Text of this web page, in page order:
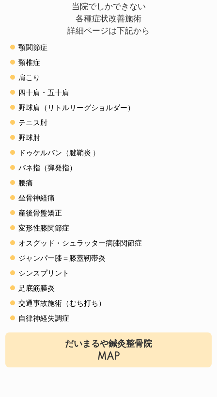
当院でしかできない
各種症状改善施術
詳細ページは下記から
顎関節症
頸椎症
肩こり
四十肩・五十肩
野球肩（リトルリーグショルダー）
テニス肘
野球肘
ドゥケルバン（腱鞘炎 ）
バネ指（弾発指）
腰痛
坐骨神経痛
産後骨盤矯正
変形性膝関節症
オスグッド・シュラッター病膝関節症
ジャンパー膝＝膝蓋靭帯炎
シンスプリント
足底筋膜炎
交通事故施術（むち打ち）
自律神経失調症
だいまるや鍼灸整骨院
MAP